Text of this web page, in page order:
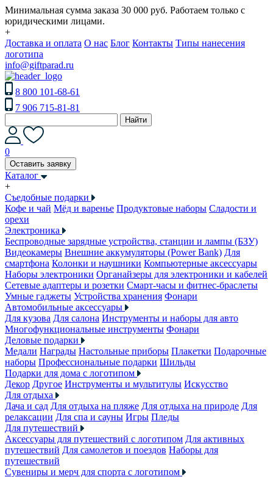
Минимальная сумма заказа 30 000 руб. Работаем только с
юридическими лицами.
+
Доставка и оплата О нас Блог Контакты Типы нанесения
логотипа
info@giftparad.ru
8 800 101-68-61
7 906 715-81-81
Найти
0
Оставить заявку
Каталог
+
Съедобные подарки
Кофе и чай Мёд и варенье Продуктовые наборы Сладости и
орехи
Электроника
Беспроводные зарядные устройства, станции и лампы (БЗУ)
Видеокамеры Внешние аккумуляторы (Power Bank) Для
смартфона Колонки и наушники Компьютерные аксессуары
Наборы электроники Органайзеры для электроники и кабелей
Сетевые адаптеры и розетки Смарт-часы и фитнес-браслеты
Умные гаджеты Устройства хранения Фонари
Автомобильные аксессуары
Для кузова Для салона Инструменты и наборы для авто
Многофункциональные инструменты Фонари
Деловые подарки
Медали Награды Настольные приборы Плакетки Подарочные
наборы Профессиональные подарки Шильды
Подарки для дома с логотипом
Декор Другое Инструменты и мультитулы Искусство
Для отдыха
Дача и сад Для отдыха на пляже Для отдыха на природе Для
релаксации Для спа и сауны Игры Пледы
Для путешествий
Аксессуары для путешествий с логотипом Для активных
путешествий Для самолетов и поездов Наборы для
путешествий
Сувениры и мерч для спорта с логотипом